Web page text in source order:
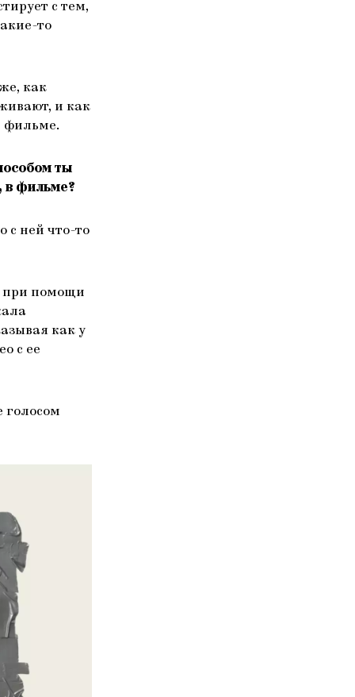
с тем,
то
как
и как
фильме.
ты
в фильме?
с ней что-то
при помощи
как у
с ее
голосом